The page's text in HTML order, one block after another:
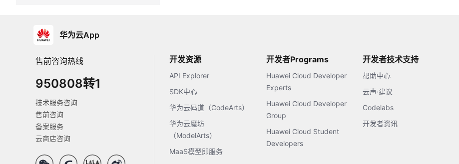
华为云App
售前咨询热线
950808转1
技术服务咨询
售前咨询
备案服务
云商店咨询
开发资源
API Explorer
SDK中心
华为云码道（CodeArts）
华为云魔坊
（ModelArts）
MaaS模型即服务
开发者Programs
Huawei Cloud Developer
Experts
Huawei Cloud Developer
Group
Huawei Cloud Student
Developers
开发者技术支持
帮助中心
云声·建议
Codelabs
开发者资讯